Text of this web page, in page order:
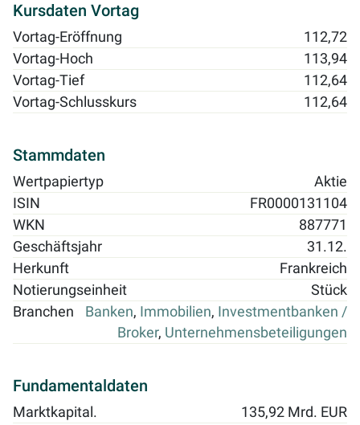
Kursdaten Vortag
Vortag-Eröffnung
112,72
Vortag-Hoch
113,94
Vortag-Tief
112,64
Vortag-Schlusskurs
112,64
Stammdaten
Wertpapiertyp
Aktie
ISIN
FR0000131104
WKN
887771
Geschäftsjahr
31.12.
Herkunft
Frankreich
Notierungseinheit
Stück
Branchen
Banken, Immobilien, Investmentbanken /
Broker, Unternehmensbeteiligungen
Fundamentaldaten
Marktkapital.
135,92 Mrd. EUR